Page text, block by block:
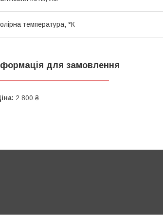
температура, °К
для замовлення
2 800 ₴